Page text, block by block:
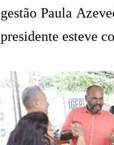
gestão Paula
presidente esteve